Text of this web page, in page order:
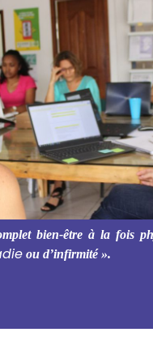
bien-être à la fois
ou d’infirmité ».